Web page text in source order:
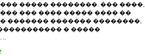
��� ����� ��������. ��� ����,
��� ��� ���� ����� ���� ��
������� ������� ��������,
� �����